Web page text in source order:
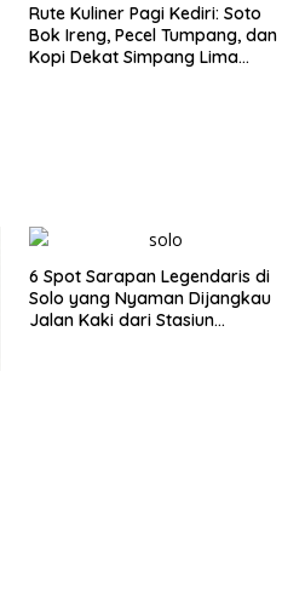
Rute Kuliner Pagi Kediri: Soto
Bok Ireng, Pecel Tumpang, dan
Kopi Dekat Simpang Lima
6 Spot Sarapan Legendaris di
Solo yang Nyaman Dijangkau
Jalan Kaki dari Stasiun